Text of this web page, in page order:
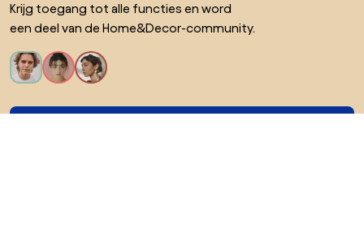
Krijg toegang tot alle functies en word
een deel van de Home&Decor-community.